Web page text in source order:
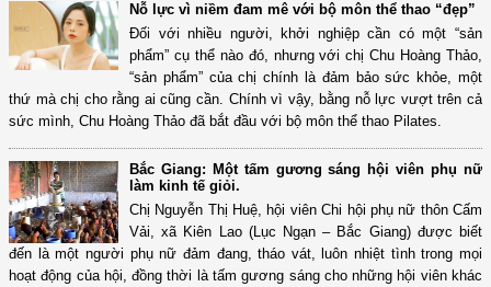
Nỗ lực vì niềm đam mê với bộ môn thể thao “đẹp”
Đối với nhiều người, khởi nghiệp cần có một “sản
phẩm” cụ thể nào đó, nhưng với chị Chu Hoàng Thảo,
“sản phẩm” của chị chính là đảm bảo sức khỏe, một
thứ mà chị cho rằng ai cũng cần. Chính vì vậy, bằng nỗ lực vượt trên cả
sức mình, Chu Hoàng Thảo đã bắt đầu với bộ môn thể thao Pilates.
Bắc Giang: Một tấm gương sáng hội viên phụ nữ
làm kinh tế giỏi.
Chị Nguyễn Thị Huệ, hội viên Chi hội phụ nữ thôn Cấm
Vải, xã Kiên Lao (Lục Ngạn – Bắc Giang) được biết
đến là một người phụ nữ đảm đang, tháo vát, luôn nhiệt tình trong mọi
hoạt động của hội, đồng thời là tấm gương sáng cho những hội viên khác